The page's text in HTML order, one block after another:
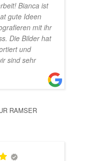
Bianca ist
gute Ideen
mit ihr
Die Bilder hat
und
sind sehr
RAMSER